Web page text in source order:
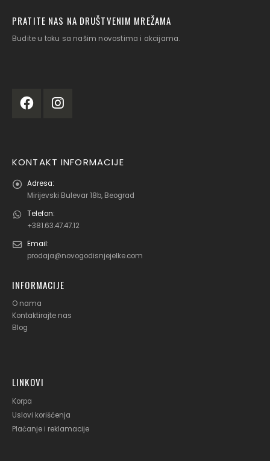
PRATITE NAS NA DRUŠTVENIM MREŽAMA
Budite u toku sa našim novostima i akcijama.
KONTAKT INFORMACIJE
Adresa:
Mirijevski Bulevar 18b, Beograd
Telefon:
+381.63.47.47.12
Email:
prodaja@novogodisnjejelke.com
INFORMACIJE
O nama
Kontaktirajte nas
Blog
LINKOVI
Korpa
Uslovi korišćenja
Plaćanje i reklamacije